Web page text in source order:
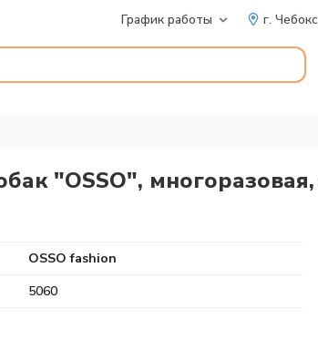
График работы г.
"OSSO",
OSSO fashion
5060